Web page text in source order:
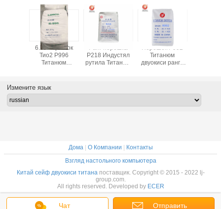
Тио2
Г/Км3
6.5 - порошок
Тио2 Р996
Титанюм
покрытия краски
Ранг порошка
Р218 Индустял
рутила Титанюм
кислоты белая
Порошок Р992
Титанюм
двуокиси ранга
пластикового
Чат Отправить
Измените язык
Дома| О Компании | Контакты
Взгляд настольного компьютера
Китай сейф двуокиси титанапоставщик. Copyright © 2015 - 2022 lj-
group.com.
All rights reserved. Developed by ECER